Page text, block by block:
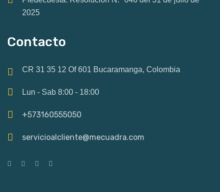
2025
Contacto
CR 31 35 12 Of 601 Bucaramanga, Colombia
Lun - Sab 8:00 - 18:00
+573160555050
servicioalcliente@mecuadra.com